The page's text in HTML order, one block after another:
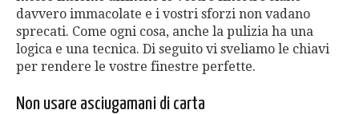
davvero immacolate e i vostri sforzi non vadano
sprecati. Come ogni cosa, anche la pulizia ha una
logica e una tecnica. Di seguito vi sveliamo le chiavi
per rendere le vostre finestre perfette.
Non usare asciugamani di carta